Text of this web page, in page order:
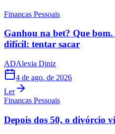
Finanças Pessoais
Ganhou na bet? Que
difícil: tentar sacar
ADAlexia Diniz
4 de ago. de 2026
Ler
Finanças Pessoais
Depois dos 50, o divórcio